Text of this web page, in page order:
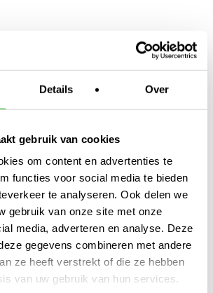
Details Over
gebruik van cookies
om content en advertenties te
functies voor social media te bieden
te analyseren. Ook delen we
gebruik van onze site met onze
media, adverteren en analyse. Deze
gegevens combineren met andere
ze heeft verstrekt of die ze hebben
van uw gebruik van hun services.
jouw planten de natuurlijke boost die ze
unigarden.nl/product-category/alles-